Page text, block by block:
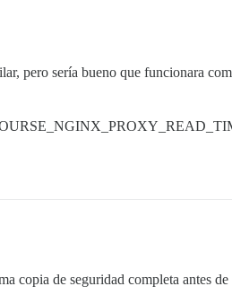
pero sería bueno que funcionara
de seguridad completa antes de